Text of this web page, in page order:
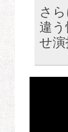
さ
違
せ演